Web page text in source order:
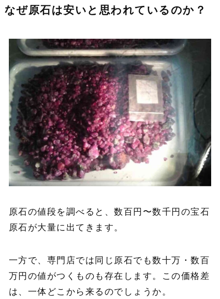
なぜ原石は安いと思われているのか？
原石の値段を調べると、数百円〜数千円の宝石
原石が大量に出てきます。
一方で、専門店では同じ原石でも数十万・数百
万円の値がつくものも存在します。この価格差
は、一体どこから来るのでしょうか。